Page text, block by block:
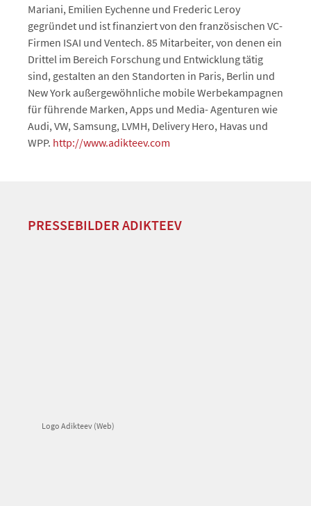
Mariani, Emilien Eychenne und Frederic Leroy
gegründet und ist finanziert von den französischen VC-
Firmen ISAI und Ventech. 85 Mitarbeiter, von denen ein
Drittel im Bereich Forschung und Entwicklung tätig
sind, gestalten an den Standorten in Paris, Berlin und
New York außergewöhnliche mobile Werbekampagnen
für führende Marken, Apps und Media- Agenturen wie
Audi, VW, Samsung, LVMH, Delivery Hero, Havas und
WPP. http://www.adikteev.com
PRESSEBILDER ADIKTEEV
Logo Adikteev (Web)